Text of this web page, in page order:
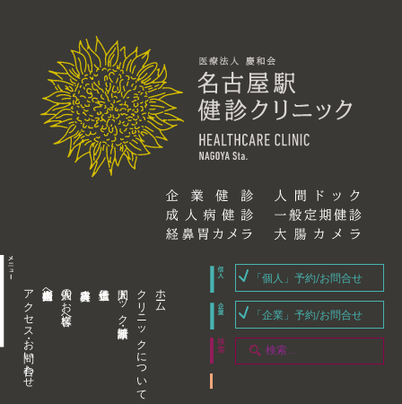
アクセス・お問い合わせ 企業内担当者様へ 個人のお客様へ 人間ドック・健康診断 クリニックについて ホーム
「個人」予約/お問合せ
「企業」予約/お問合せ